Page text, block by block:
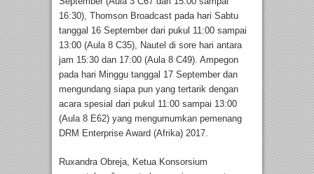
16:30), Thomson Broadcast pada hari Sabtu
tanggal 16 September dari pukul 11:00 sampai
13:00 (Aula 8 C35), Nautel di sore hari antara
jam 15:30 dan 17:00 (Aula 8 C49). Ampegon
pada hari Minggu tanggal 17 September dan
mengundang siapa pun yang tertarik dengan
acara spesial dari pukul 11:00 sampai 13:00
(Aula 8 E62) yang mengumumkan pemenang
DRM Enterprise Award (Afrika) 2017.
Ruxandra Obreja, Ketua Konsorsium